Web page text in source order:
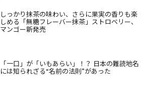
しっかり抹茶の味わい、さらに果実の香りも楽
しめる「無糖フレーバー抹茶」ストロベリー、
マンゴー新発売
「一口」が「いもあらい」！？ 日本の難読地名
には知られざる“名前の法則”があった